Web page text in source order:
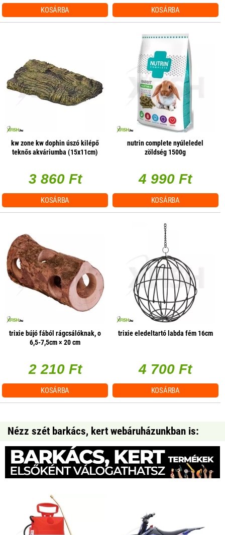
KOSÁRBA KOSÁRBA
kw zone kw dophin úszó kilépő
teknős akváriumba (15x11cm)
3 860 Ft
KOSÁRBA
nutrin complete nyúleledel
zöldség 1500g
4 990 Ft
KOSÁRBA
trixie bújó fából rágcsálóknak, o
6,5-7,5cm × 20 cm
2 210 Ft
KOSÁRBA
trixie eledeltartó labda fém 16cm
4 700 Ft
KOSÁRBA
Nézz szét barkács, kert webáruházunkban is: